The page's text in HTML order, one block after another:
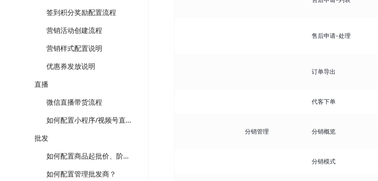
签到积分奖励配置流程
营销活动创建流程
营销样式配置说明
优惠券发放说明
直播
微信直播带货流程
如何配置小程序/视频号直播？
批发
如何配置商品起批价、阶梯价？
如何配置管理批发商？
售后申请-处理
订单导出
代客下单
分销管理 分销概览
分销模式